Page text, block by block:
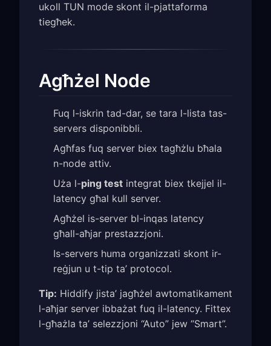
ukoll TUN mode skont il-pjattaforma
tiegħek.
Agħżel Node
Fuq l-iskrin tad-dar, se tara l-lista tas-
servers disponibbli.
Agħfas fuq server biex tagħżlu bħala
n-node attiv.
Uża l-ping test integrat biex tkejjel il-
latency għal kull server.
Agħżel is-server bl-inqas latency
għall-aħjar prestazzjoni.
Is-servers huma organizzati skont ir-
reġjun u t-tip ta’ protocol.
Tip: Hiddify jista’ jagħżel awtomatikament
l-aħjar server ibbażat fuq il-latency. Fittex
l-għażla ta’ selezzjoni “Auto” jew “Smart”.